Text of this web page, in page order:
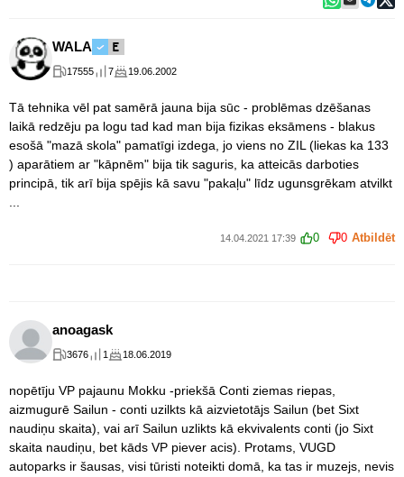
WALA
17555 7 19.06.2002
Tā tehnika vēl pat samērā jauna bija sūc - problēmas dzēšanas
laikā redzēju pa logu tad kad man bija fizikas eksāmens - blakus
esošā "mazā skola" pamatīgi izdega, jo viens no ZIL (liekas ka 133
) aparātiem ar "kāpnēm" bija tik saguris, ka atteicās darboties
principā, tik arī bija spējis kā savu "pakaļu" līdz ugunsgrēkam atvilkt
14.04.2021 17:39 0 0 Atbildēt
anoagask
3676 1 18.06.2019
nopētīju VP pajaunu Mokku -priekšā Conti ziemas riepas,
aizmugurē Sailun - conti uzilkts kā aizvietotājs Sailun (bet Sixt
naudiņu skaita), vai arī Sailun uzlikts kā ekvivalents conti (jo Sixt
skaita naudiņu, bet kāds VP piever acis). Protams, VUGD
autoparks ir šausas, visi tūristi noteikti domā, ka tas ir muzejs, nevis